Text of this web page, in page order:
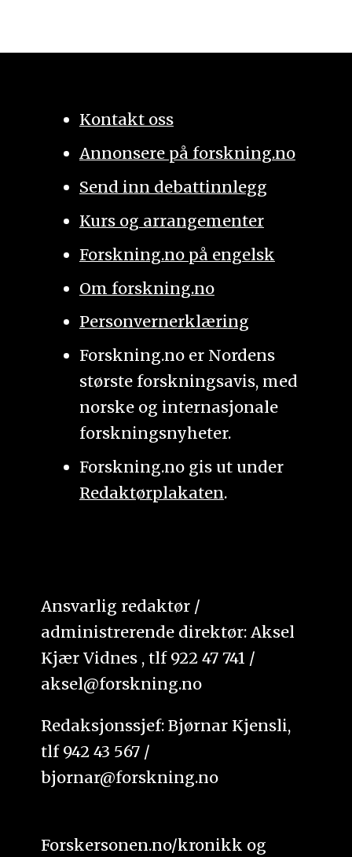
Kontakt oss
Annonsere på forskning.no
Send inn debattinnlegg
Kurs og arrangementer
Forskning.no på engelsk
Om forskning.no
Personvernerklæring
Forskning.no er Nordens
største forskningsavis, med
norske og internasjonale
forskningsnyheter.
Forskning.no gis ut under
Redaktørplakaten.
Ansvarlig redaktør /
administrerende direktør: Aksel
Kjær Vidnes , tlf 922 47 741 /
aksel@forskning.no
Redaksjonssjef: Bjørnar Kjensli,
tlf 942 43 567 /
bjornar@forskning.no
Forskersonen.no/kronikk og